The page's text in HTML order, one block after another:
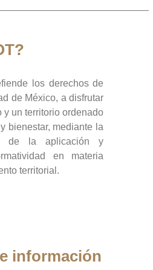
los derechos de
de México, a disfrutar
y un territorio ordenado
bienestar, mediante la
de la aplicación y
en materia
territorial.
información